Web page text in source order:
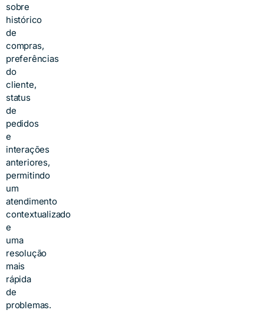
sobre
histórico
de
compras,
preferências
do
cliente,
status
de
pedidos
e
interações
anteriores,
permitindo
um
atendimento
contextualizado
e
uma
resolução
mais
rápida
de
problemas.